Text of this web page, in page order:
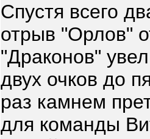
Спустя всего
отрыв "Орлов"
"Драконов"
двух очков до
раз камнем
для команды